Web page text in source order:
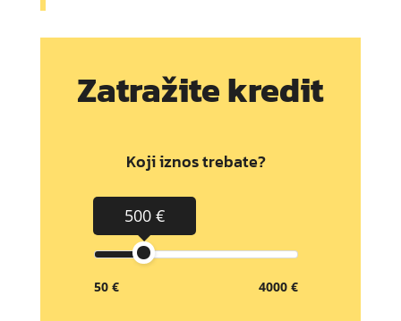
Zatražite kredit
Koji iznos trebate?
500 €
50 € 4000 €